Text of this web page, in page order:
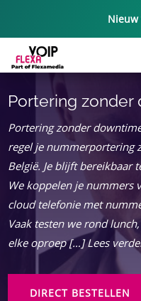
Nieuw
Portering
Portering zonder
regel je nummerportering
België. Je blijft bereikbaar
We koppelen je nummers
cloud telefonie met
Vaak testen we rond
elke oproep […] Lees
DIRECT BESTELLEN